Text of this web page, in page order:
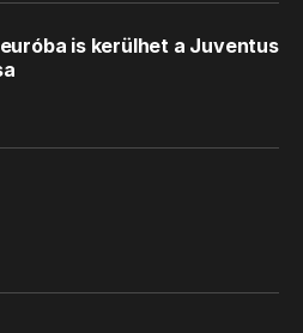
euróba is kerülhet a Juventus